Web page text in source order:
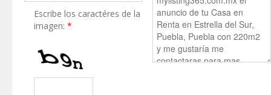
Escribe los caractéres de la
imagen:*